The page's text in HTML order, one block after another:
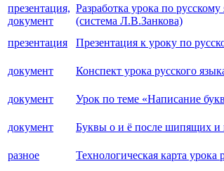
презентация,
документ
Разработка урока по
(система Л.В.Занкова)
презентация Презентация к уроку по
документ Конспект урока русского
документ Урок по теме «Написание
документ Буквы о и ё после шипящих и
разное Технологическая карта